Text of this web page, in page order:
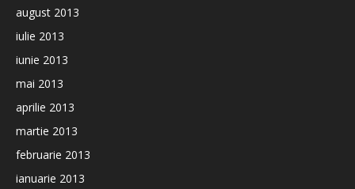
august 2013
iulie 2013
iunie 2013
mai 2013
aprilie 2013
martie 2013
februarie 2013
ianuarie 2013